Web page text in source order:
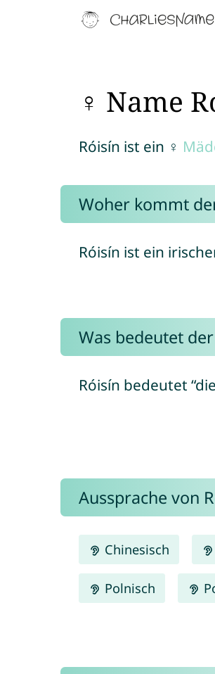
♀ Name
Róisín ist ein ♀
Woher kommt
Róisín ist ein
Was bedeutet
Róisín bedeutet
Aussprache von
Chinesisch
Polnisch